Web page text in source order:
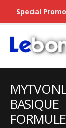
BASIQUE
Special